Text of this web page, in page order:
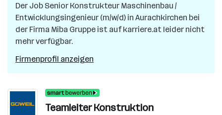
Der Job Senior Konstrukteur Maschinenbau /
Entwicklungsingenieur (m/w/d) in Aurachkirchen bei
der Firma Miba Gruppe ist auf karriere.at leider nicht
mehr verfügbar.
Firmenprofil anzeigen
Teamleiter Konstruktion